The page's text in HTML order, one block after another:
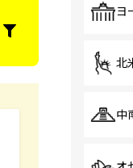
ヨ
北
中